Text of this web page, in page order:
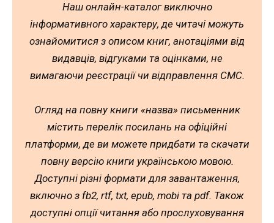
Наш онлайн-каталог виключно
інформативного характеру, де читачі можуть
ознайомитися з описом книг, анотаціями від
видавців, відгуками та оцінками, не
вимагаючи реєстрації чи відправлення СМС.
Огляд на повну книги «назва» письменник
містить перелік посилань на офіційні
платформи, де ви можете придбати та скачати
повну версію книги українською мовою.
Доступні різні формати для завантаження,
включно з fb2, rtf, txt, epub, mobi та pdf. Також
доступні опції читання або прослуховування